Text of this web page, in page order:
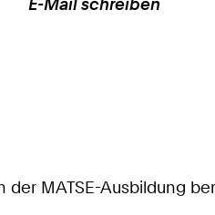
+
2
Work
MATSE-Ausbildung